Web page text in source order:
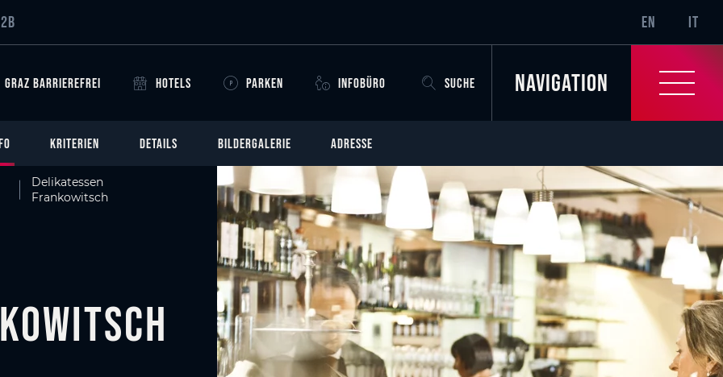
SR-
EN IT
GRAZ BARRIEREFREI HOTELS PARKEN INFOBÜRO SUCHE Navigation
KRITERIEN DETAILS BILDERGALERIE ADRESSE
Delikatessen
Frankowitsch